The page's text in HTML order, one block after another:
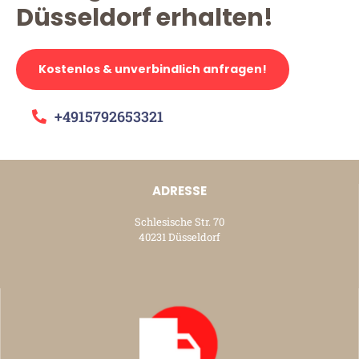
Düsseldorf erhalten!
Kostenlos & unverbindlich anfragen!
+4915792653321
ADRESSE
Schlesische Str. 70
40231 Düsseldorf